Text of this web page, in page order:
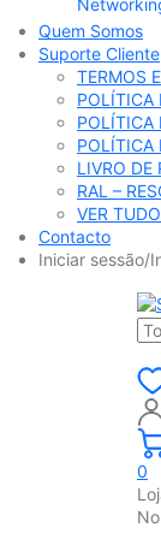
Quem Somos
Suporte Cliente
TERMOS
POLÍTICA
POLÍTICA
POLÍTICA
LIVRO DE
RAL –
VER TUDO
Contacto
Iniciar sessão/
0